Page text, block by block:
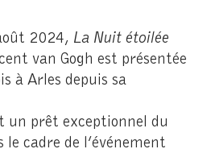
2024, La Nuit étoilée
van Gogh est présentée
à Arles depuis sa
un prêt exceptionnel du
le cadre de l’événement